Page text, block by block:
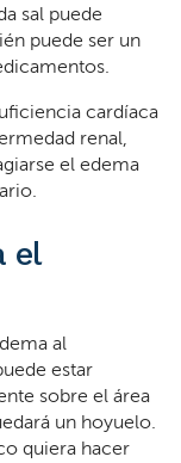
sal puede
puede ser un
cardíaca
renal,
el edema
el
al
estar
sobre el área
un hoyuelo.
quiera hacer